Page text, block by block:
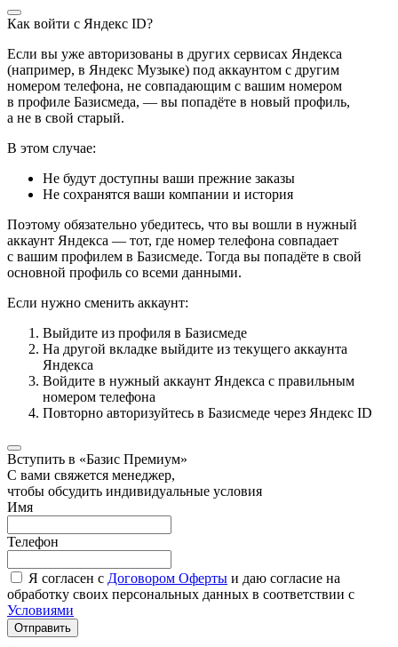
Как войти с Яндекс ID?
Если вы уже авторизованы в других сервисах Яндекса
(например, в Яндекс Музыке) под аккаунтом с другим
номером телефона, не совпадающим с вашим номером
в профиле Базисмеда, — вы попадёте в новый профиль,
а не в свой старый.
В этом случае:
Не будут доступны ваши прежние заказы
Не сохранятся ваши компании и история
Поэтому обязательно убедитесь, что вы вошли в нужный
аккаунт Яндекса — тот, где номер телефона совпадает
с вашим профилем в Базисмеде. Тогда вы попадёте в свой
основной профиль со всеми данными.
Если нужно сменить аккаунт:
Выйдите из профиля в Базисмеде
На другой вкладке выйдите из текущего аккаунта
Яндекса
Войдите в нужный аккаунт Яндекса с правильным
номером телефона
Повторно авторизуйтесь в Базисмеде через Яндекс ID
Вступить в «Базис Премиум»
С вами свяжется менеджер,
чтобы обсудить индивидуальные условия
Имя
Телефон
Я согласен с Договором Оферты и даю согласие на
обработку своих персональных данных в соответствии с
Условиями
Отправить